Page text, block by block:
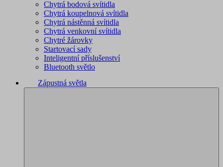
Chytrá bodová svítidla
Chytrá koupelnová svítidla
Chytrá nástěnná svítidla
Chytrá venkovní svítidla
Chytré žárovky
Startovací sady
Inteligentní příslušenství
Bluetooth světlo
Zápustná světla